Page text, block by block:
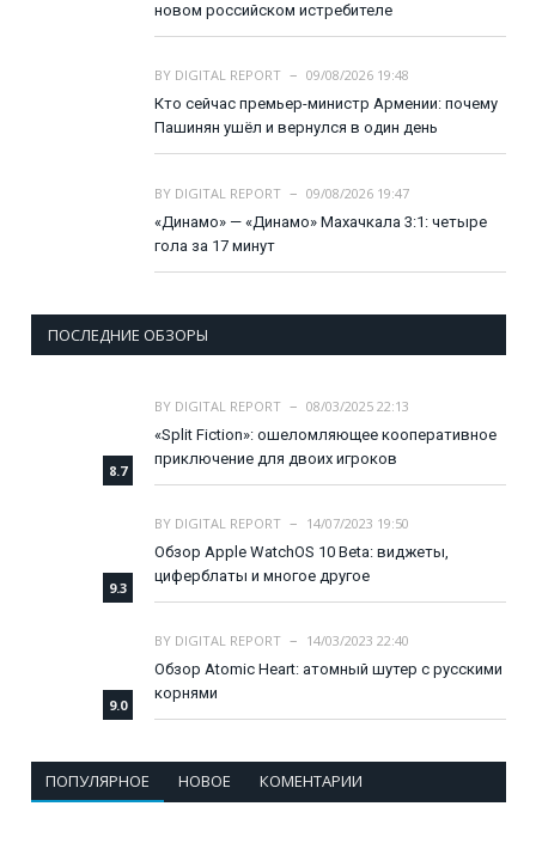
новом российском истребителе
BY DIGITAL REPORT
09/08/2026 19:48
Кто сейчас премьер-министр Армении: почему
Пашинян ушёл и вернулся в один день
BY DIGITAL REPORT
09/08/2026 19:47
«Динамо» — «Динамо» Махачкала 3:1: четыре
гола за 17 минут
ПОСЛЕДНИЕ ОБЗОРЫ
8.7
BY DIGITAL REPORT
08/03/2025 22:13
«Split Fiction»: ошеломляющее кооперативное
приключение для двоих игроков
9.3
BY DIGITAL REPORT
14/07/2023 19:50
Обзор Apple WatchOS 10 Beta: виджеты,
циферблаты и многое другое
9.0
BY DIGITAL REPORT
14/03/2023 22:40
Обзор Atomic Heart: атомный шутер с русскими
корнями
ПОПУЛЯРНОЕ НОВОЕ КОМЕНТАРИИ